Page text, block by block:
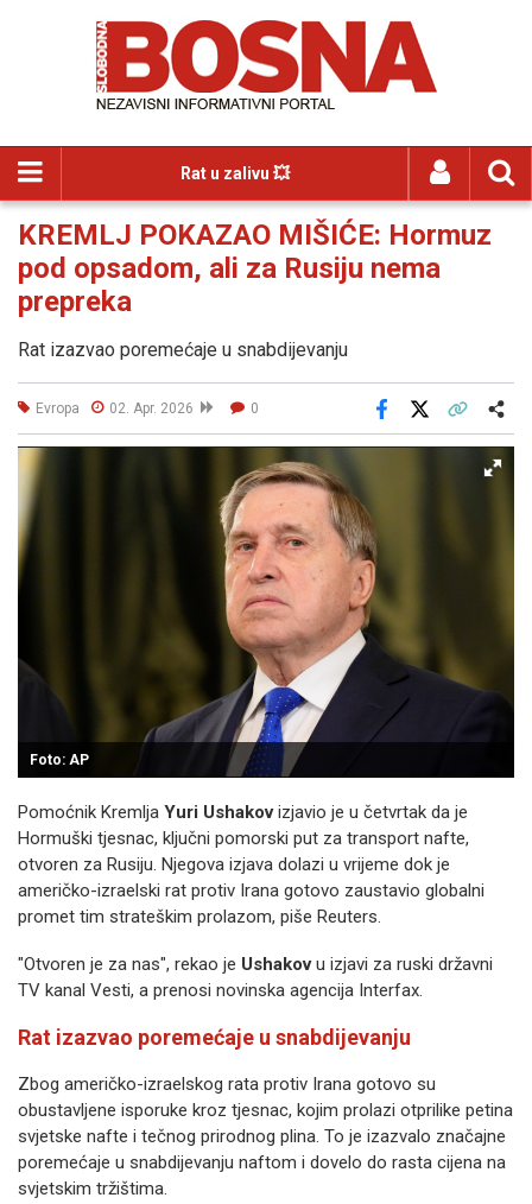
Rat u zalivu 💥
KREMLJ POKAZAO MIŠIĆE: Hormuz
pod opsadom, ali za Rusiju nema
prepreka
Rat izazvao poremećaje u snabdijevanju
Evropa 02. Apr. 2026 0
Facebook
Foto: AP
Pomoćnik Kremlja Yuri Ushakovizjavio je u četvrtak da je
Hormuški tjesnac, ključni pomorski put za transport nafte,
otvoren za Rusiju. Njegova izjava dolazi u vrijeme dok je
američko-izraelski rat protiv Irana gotovo zaustavio globalni
promet tim strateškim prolazom, piše Reuters.
"Otvoren je za nas", rekao je Ushakovu izjavi za ruski državni
TV kanal Vesti, a prenosi novinska agencija Interfax.
Rat izazvao poremećaje u snabdijevanju
Zbog američko-izraelskog rata protiv Irana gotovo su
obustavljene isporuke kroz tjesnac, kojim prolazi otprilike petina
svjetske nafte i tečnog prirodnog plina. To je izazvalo značajne
poremećaje u snabdijevanju naftom i dovelo do rasta cijena na
svjetskim tržištima.